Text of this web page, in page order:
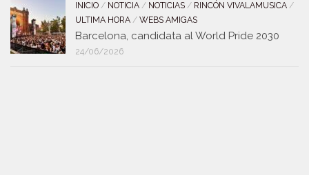
INICIO / NOTICIA / NOTICIAS / RINCÓN VIVALAMUSICA /
ULTIMA HORA / WEBS AMIGAS
Barcelona, candidata al World Pride 2030
24/06/2026